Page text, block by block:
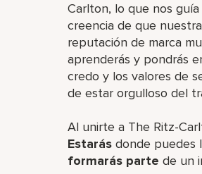
Carlton, lo que nos
creencia de que
reputación de marca
aprenderás y pondrás
credo y los valores de
de estar orgulloso del
Al unirte a The Ritz-
Estarás donde puedes
formarás parte de un